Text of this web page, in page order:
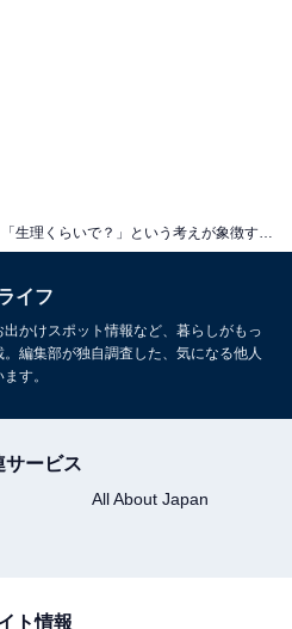
イフ
かけスポット情報など、暮らしがもっ
編集部が独自調査した、気になる他人
す。
サービス
All About Japan
ト情報